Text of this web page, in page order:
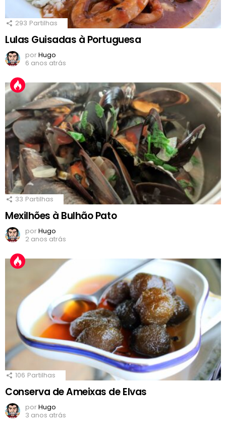
293 Partilhas
Lulas Guisadas à Portuguesa
porHugo
6 anos atrás
33 Partilhas
Mexilhões à Bulhão Pato
porHugo
2 anos atrás
106 Partilhas
Conserva de Ameixas de Elvas
porHugo
3 anos atrás